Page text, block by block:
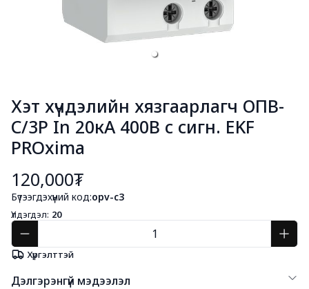
Хэт хүчдэлийн хязгаарлагч ОПВ-
C/3P In 20кА 400В с сигн. EKF
PROxima
120,000₮
Бүтээгдэхүүний код:opv-c3
Үлдэгдэл: 20
Хүргэлттэй
Дэлгэрэнгүй мэдээлэл